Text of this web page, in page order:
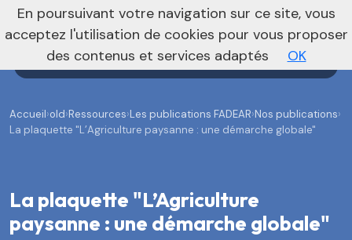
AgendaAnnoncesActualités
Accueil›old›Ressources›Les publications FADEAR›Nos publications›
La plaquette "L’Agriculture paysanne : une démarche globale"
La plaquette "L’Agriculture
paysanne : une démarche globale"
En poursuivant votre navigation sur ce site, vous
acceptez l'utilisation de cookies pour vous proposer
des contenus et services adaptés
OK